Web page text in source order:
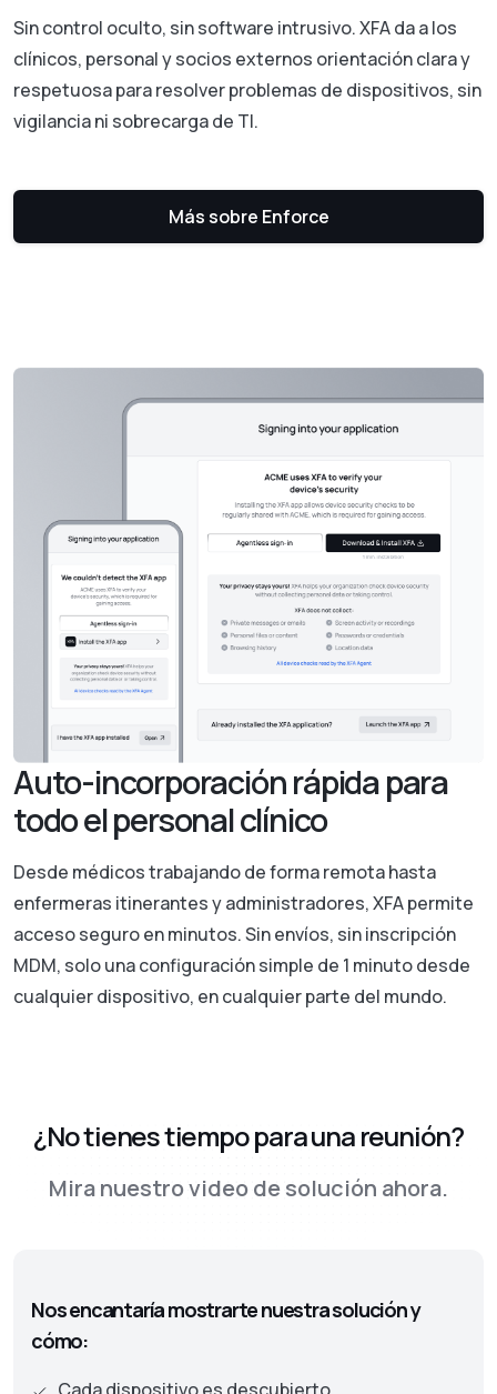
Sin control oculto, sin software intrusivo. XFA da a los
clínicos, personal y socios externos orientación clara y
respetuosa para resolver problemas de dispositivos, sin
vigilancia ni sobrecarga de TI.
Más sobre Enforce
Auto-incorporación rápida para
todo el personal clínico
Desde médicos trabajando de forma remota hasta
enfermeras itinerantes y administradores, XFA permite
acceso seguro en minutos. Sin envíos, sin inscripción
MDM, solo una configuración simple de 1 minuto desde
cualquier dispositivo, en cualquier parte del mundo.
¿No tienes tiempo para una reunión?
Mira nuestro video de solución ahora.
Nos encantaría mostrarte nuestra solución y
cómo: